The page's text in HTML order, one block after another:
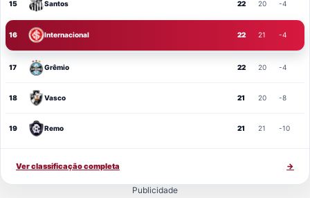
15 Santos 22 20 -4
16 Internacional 22 21 -4
17 Grêmio 22 20 -4
18 Vasco 21 20 -8
19 Remo 21 21 -10
Ver classificação completa →
Publicidade